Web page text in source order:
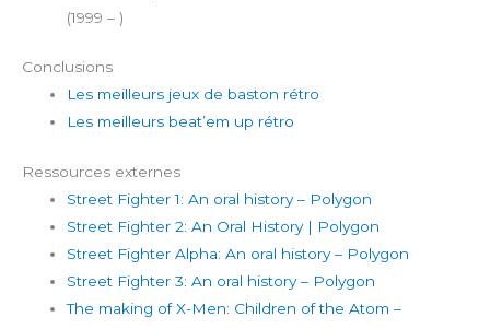
(1999 – )
Conclusions
Les meilleurs jeux de baston rétro
Les meilleurs beat’em up rétro
Ressources externes
Street Fighter 1: An oral history – Polygon
Street Fighter 2: An Oral History | Polygon
Street Fighter Alpha: An oral history – Polygon
Street Fighter 3: An oral history – Polygon
The making of X-Men: Children of the Atom –